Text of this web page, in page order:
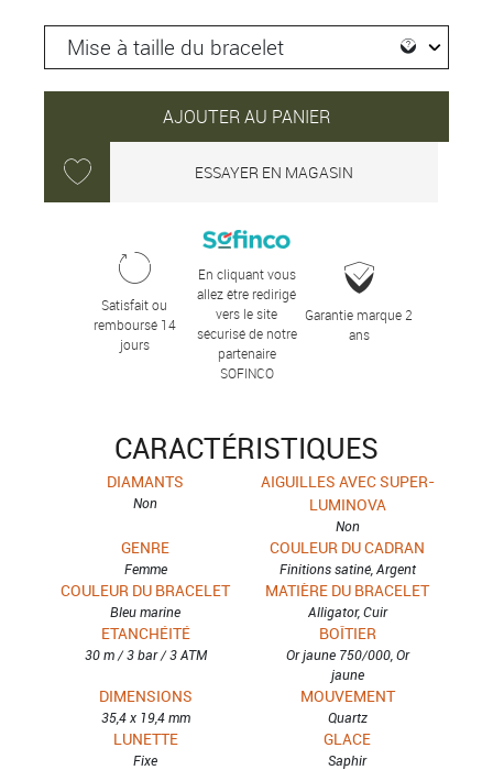
AJOUTER AU PANIER
ESSAYER EN MAGASIN
Satisfait ou
remboursé 14
jours
En cliquant vous
allez être redirigé
vers le site
sécurisé de notre
partenaire
SOFINCO
Garantie marque 2
ans
CARACTÉRISTIQUES
DIAMANTS
Non
AIGUILLES AVEC SUPER-
LUMINOVA
Non
GENRE
Femme
COULEUR DU CADRAN
Finitions satiné, Argent
COULEUR DU BRACELET
Bleu marine
MATIÈRE DU BRACELET
Alligator, Cuir
ETANCHÉITÉ
30 m / 3 bar / 3 ATM
BOÎTIER
Or jaune 750/000, Or
jaune
DIMENSIONS
35,4 x 19,4 mm
MOUVEMENT
Quartz
LUNETTE
Fixe
GLACE
Saphir